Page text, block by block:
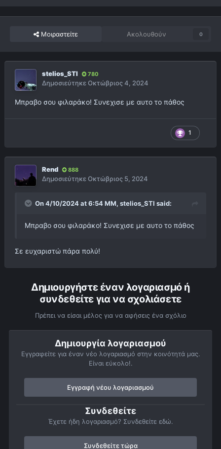
Μοιραστείτε Ακολουθούν 0
stelios_STI 780
ΔημοσιεύτηκεΟκτώβριος 4, 2024
Μπραβο σου φιλαράκο! Συνεχισε με αυτο το πάθος
1
Rend 888
ΔημοσιεύτηκεΟκτώβριος 5, 2024
On 4/10/2024 at 6:54 ΜΜ, stelios_STI said:
Μπραβο σου φιλαράκο! Συνεχισε με αυτο το πάθος
Σε ευχαριστώ πάρα πολύ!
Δημιουργήστε έναν λογαριασμό ή
συνδεθείτε για να σχολιάσετε
Πρέπει να είσαι μέλος για να αφήσεις ένα σχόλιο
Δημιουργία λογαριασμού
Εγγραφείτε για έναν νέο λογαριασμό στην κοινότητά μας.
Είναι εύκολο!.
Εγγραφή νέου λογαριασμού
Συνδεθείτε
Έχετε ήδη λογαριασμό? Συνδεθείτε εδώ.
Συνδεθείτε τώρα